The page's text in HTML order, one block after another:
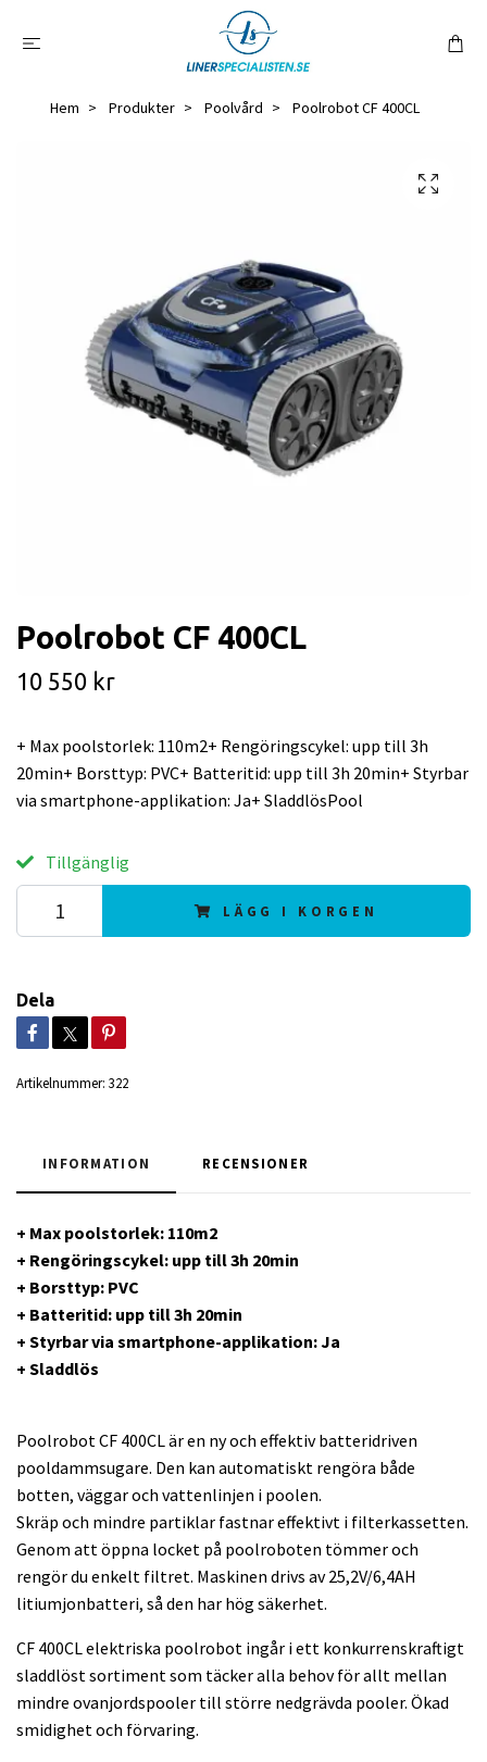
Hem Produkter Poolvård Poolrobot CF 400CL
Poolrobot CF 400CL
10 550 kr
+ Max poolstorlek: 110m2+ Rengöringscykel: upp till 3h
20min+ Borsttyp: PVC+ Batteritid: upp till 3h 20min+ Styrbar
via smartphone-applikation: Ja+ SladdlösPool
Tillgänglig
LÄGG I KORGEN
Dela
Artikelnummer: 322
INFORMATION RECENSIONER
+ Max poolstorlek: 110m2
+ Rengöringscykel: upp till 3h 20min
+ Borsttyp: PVC
+ Batteritid: upp till 3h 20min
+ Styrbar via smartphone-applikation: Ja
+ Sladdlös
Poolrobot CF 400CL är en ny och effektiv batteridriven
pooldammsugare. Den kan automatiskt rengöra både
botten, väggar och vattenlinjen i poolen.
Skräp och mindre partiklar fastnar effektivt i filterkassetten.
Genom att öppna locket på poolroboten tömmer och
rengör du enkelt filtret. Maskinen drivs av 25,2V/6,4AH
litiumjonbatteri, så den har hög säkerhet.
CF 400CL elektriska poolrobot ingår i ett konkurrenskraftigt
sladdlöst sortiment som täcker alla behov för allt mellan
mindre ovanjordspooler till större nedgrävda pooler. Ökad
smidighet och förvaring.